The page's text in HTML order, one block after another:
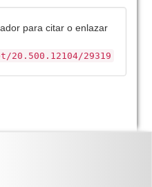
para citar o enlazar
29319